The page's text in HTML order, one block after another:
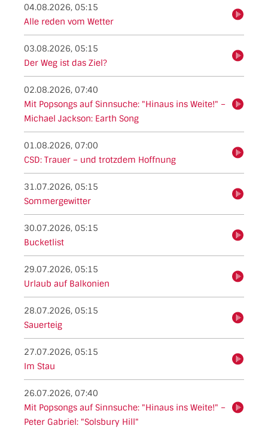
04.08.2026, 05:15
Alle reden vom Wetter
03.08.2026, 05:15
Der Weg ist das Ziel?
02.08.2026, 07:40
Mit Popsongs auf Sinnsuche: "Hinaus ins Weite!" –
Michael Jackson: Earth Song
hören
01.08.2026, 07:00
CSD: Trauer – und trotzdem Hoffnung
31.07.2026, 05:15
Sommergewitter
30.07.2026, 05:15
Bucketlist
29.07.2026, 05:15
Urlaub auf Balkonien
28.07.2026, 05:15
Sauerteig
27.07.2026, 05:15
Im Stau
26.07.2026, 07:40
Mit Popsongs auf Sinnsuche: "Hinaus ins Weite!" –
Peter Gabriel: "Solsbury Hill"
hören